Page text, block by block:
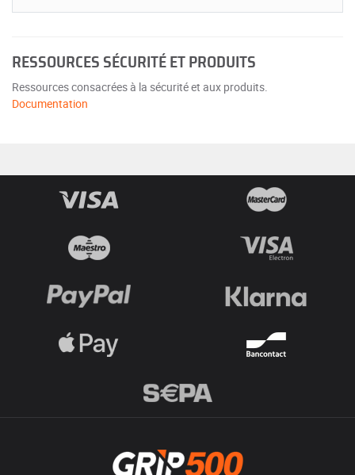
RESSOURCES SÉCURITÉ ET PRODUITS
Ressources consacrées à la sécurité et aux produits.
Documentation